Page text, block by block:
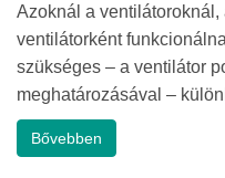
Azoknál a
ventilátorként
szükséges – a ventilátor
meghatározásával –
Bővebben